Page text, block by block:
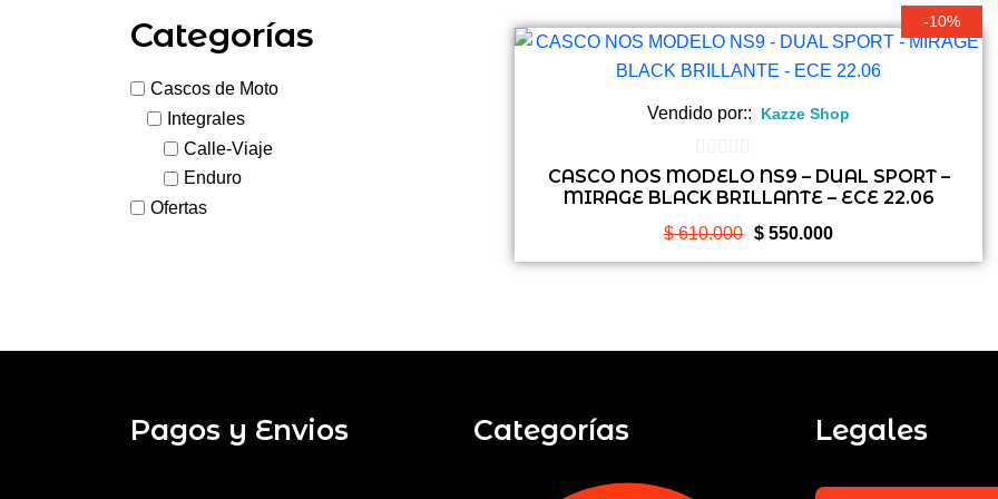
-10%
Vendido por:: Kazze Shop
0
de
5
CASCO NOS MODELO NS9 – DUAL SPORT –
MIRAGE BLACK BRILLANTE – ECE 22.06
$610.000 El
precio
$ 610.000.
$ 550.000El
precio
$ 550.000.
Categorías
Cascos de Moto
Integrales
Calle-Viaje
Enduro
Ofertas
Pagos y Envios Categorías Legales